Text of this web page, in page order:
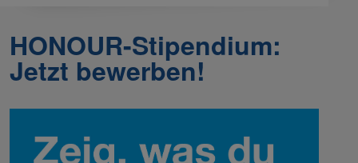
HONOUR-Stipendium:
Jetzt bewerben!